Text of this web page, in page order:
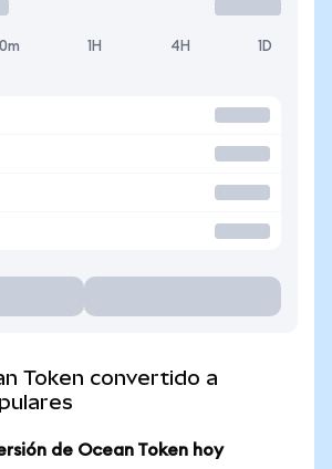
1H 4H 1D
Token convertido a
de Ocean Token hoy